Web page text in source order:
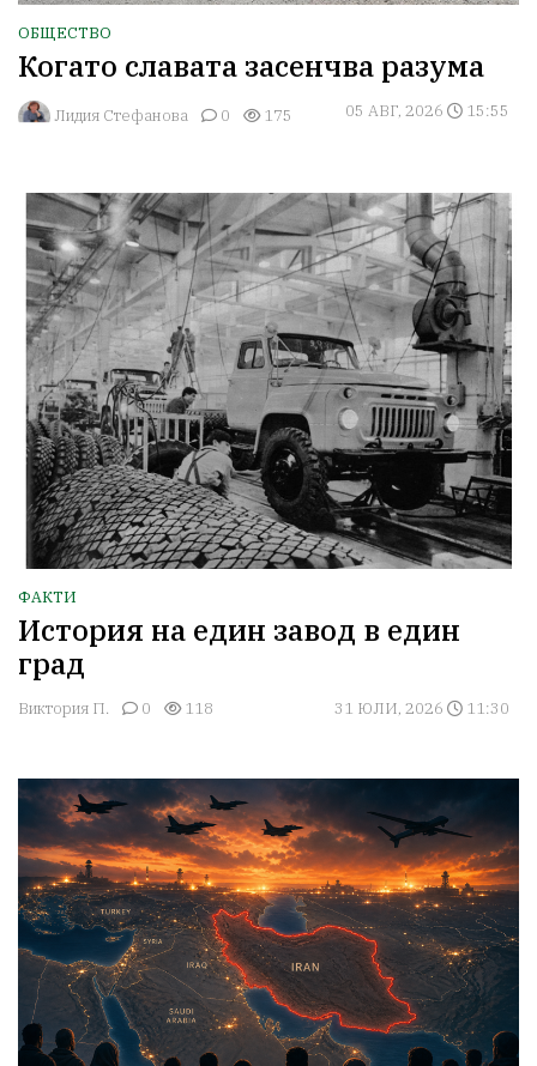
ОБЩЕСТВО
Когато славата засенчва разума
Лидия Стефанова 0 175 05 АВГ, 2026 15:55
ФАКТИ
История на един завод в един
град
Виктория П. 0 118 31 ЮЛИ, 2026 11:30